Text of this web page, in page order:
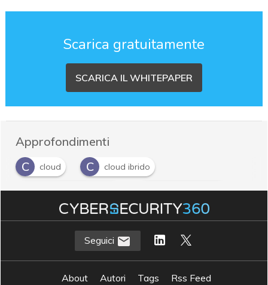
Scarica gratuitamente
SCARICA IL WHITEPAPER
Approfondimenti
C
cloud C cloud ibrido
C cloud management C cloud migration
hybrid cloud M multicloud
Seguici
About Autori Tags
Rss Feed